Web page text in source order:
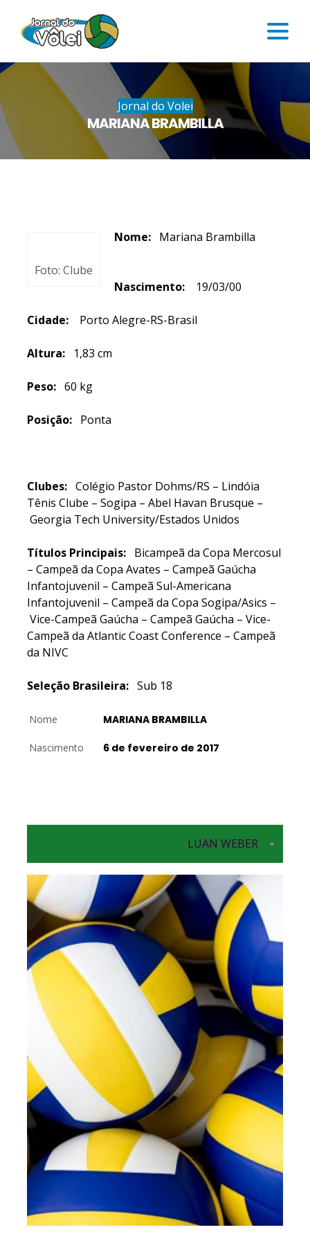
Jornal do Volei
MARIANA BRAMBILLA
Foto: Clube
Nome: Mariana Brambilla
Nascimento: 19/03/00
Cidade: Porto Alegre-RS-Brasil
Altura: 1,83 cm
Peso: 60 kg
Posição: Ponta
Clubes: Colégio Pastor Dohms/RS – Lindóia
Tênis Clube – Sogipa – Abel Havan Brusque –
Georgia Tech University/Estados Unidos
Títulos Principais: Bicampeã da Copa Mercosul
– Campeã da Copa Avates – Campeã Gaúcha
Infantojuvenil – Campeã Sul-Americana
Infantojuvenil – Campeã da Copa Sogipa/Asics –
Vice-Campeã Gaúcha – Campeã Gaúcha – Vice-
Campeã da Atlantic Coast Conference – Campeã
da NIVC
Seleção Brasileira: Sub 18
Nome MARIANA BRAMBILLA
Nascimento 6 de fevereiro de 2017
LUAN WEBER